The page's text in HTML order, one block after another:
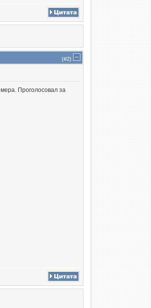
(#2)
Проголосовал за